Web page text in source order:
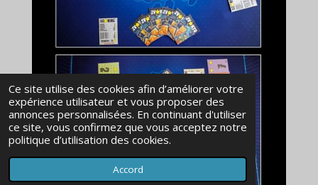
Ce site utilise des cookies afin d’améliorer votre
expérience utilisateur et vous proposer des
annonces personnalisées. En continuant d'utiliser
ce site, vous confirmez que vous acceptez notre
politique d’utilisation des cookies.
Accord